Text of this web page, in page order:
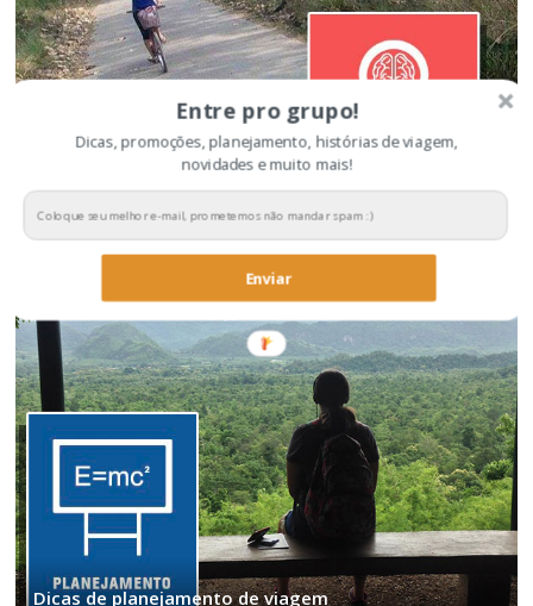
Dicas para economizar na viagem
Dicas de planejamento de viagem
Entre pro grupo!
Dicas, promoções, planejamento, histórias de viagem,
novidades e muito mais!
Enviar